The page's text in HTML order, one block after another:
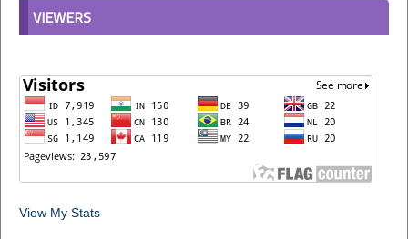
VIEWERS
View My Stats